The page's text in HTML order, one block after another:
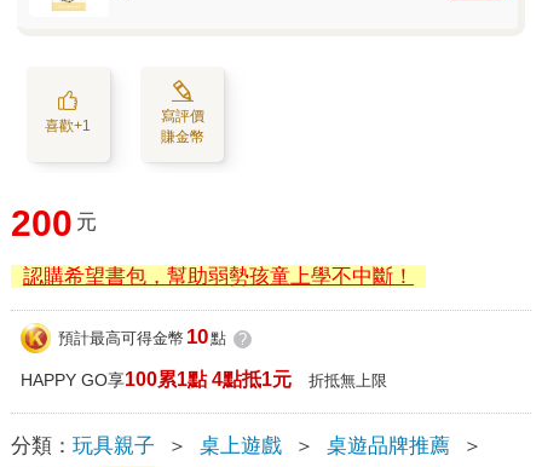
喜歡+1
寫評價
賺金幣
200 元
認購希望書包，幫助弱勢孩童上學不中斷！
預計最高可得金幣 10點 ?
HAPPY GO享100累1點 4點抵1元 折抵無上限
分類： 玩具親子 ＞ 桌上遊戲 ＞ 桌遊品牌推薦
＞